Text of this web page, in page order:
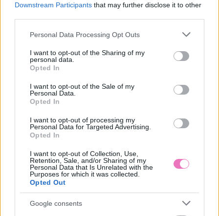
Downstream Participants that may further disclose it to other
Please note that this website/app uses one or more Google
not limited to your visit or usage behaviour. You may click to
grant or deny consent to Google and its third-party tags to
use your data for below specified purposes in below Google
consent section.
Personal Data Processing Opt Outs
I want to opt-out of the Sharing of my
personal data.
Opted In
I want to opt-out of the Sale of my
Personal Data.
Opted In
I want to opt-out of processing my
Personal Data for Targeted Advertising.
Opted In
I want to opt-out of Collection, Use,
Retention, Sale, and/or Sharing of my
Personal Data that Is Unrelated with the
Purposes for which it was collected.
Opted Out
Google consents